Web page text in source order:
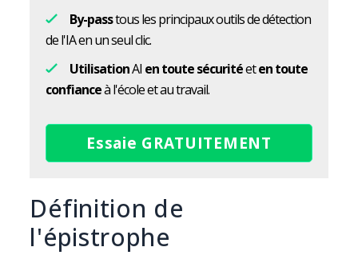
By-passtous les principaux outils de détection
de l'IA en un seul clic.
UtilisationAI en toute sécuritéeten toute
confianceà l'école et au travail.
Essaie GRATUITEMENT
Définition de
l'épistrophe